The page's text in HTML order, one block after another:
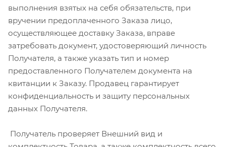
выполнения взятых на себя обязательств, при
вручении предоплаченного Заказа лицо,
осуществляющее доставку Заказа, вправе
затребовать документ, удостоверяющий личность
Получателя, а также указать тип и номер
предоставленного Получателем документа на
квитанции к Заказу. Продавец гарантирует
конфиденциальность и защиту персональных
данных Получателя.
Получатель проверяет Внешний вид и